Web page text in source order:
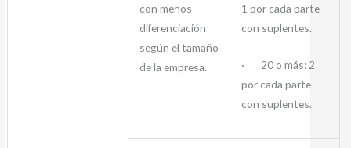
con menos
diferenciación
según el tamaño
de la empresa.
1 por cada parte
con suplentes.
· 20 o más: 2
por cada parte
con suplentes.